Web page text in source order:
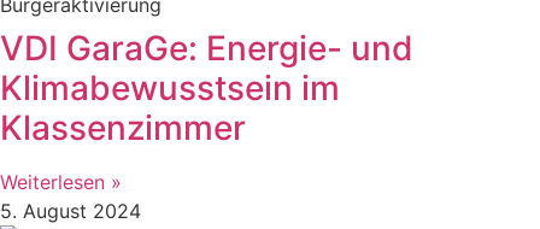
VDI GaraGe: Energie- und
Klimabewusstsein im
Klassenzimmer
Weiterlesen »
5. August 2024